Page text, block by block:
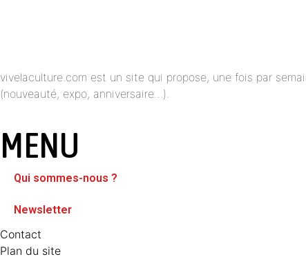
vivelaculture.com est un site qui propose, une fois par
(nouveauté, expo, anniversaire…).
MENU
Qui sommes-nous ?
Newsletter
Contact
Plan du site